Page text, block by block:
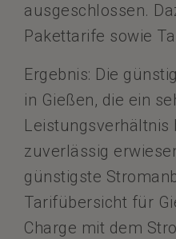
ausgeschlossen.
Pakettarife sowie
Ergebnis: Die
in Gießen, die ein
Leistungsverhältnis
zuverlässig
günstigste
Tarifübersicht für
Charge mit dem